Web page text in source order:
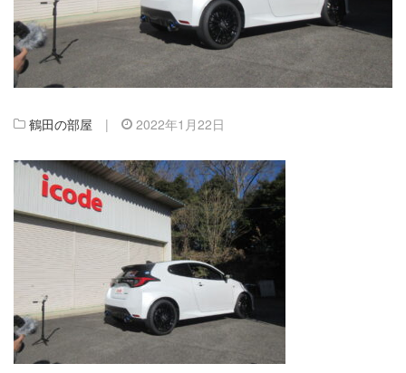
鶴田の部屋 | 2022年1月22日